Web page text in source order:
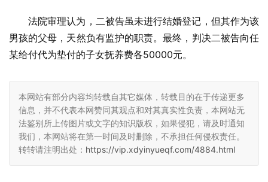
法院审理认为，二被告虽未进行结婚登记，但其作为该
男孩的父母，天然负有监护的职责。最终，判决二被告向任
某给付代为垫付的子女抚养费各50000元。
本网站有部分内容均转载自其它媒体，转载目的在于传递更多
信息，并不代表本网赞同其观点和对其真实性负责，本网站无
法鉴别所上传图片或文字的知识版权，如果侵犯，请及时通知
我们，本网站将在第一时间及时删除，不承担任何侵权责任。
转转请注明出处： https://vip.xdyinyueqf.com/4884.html